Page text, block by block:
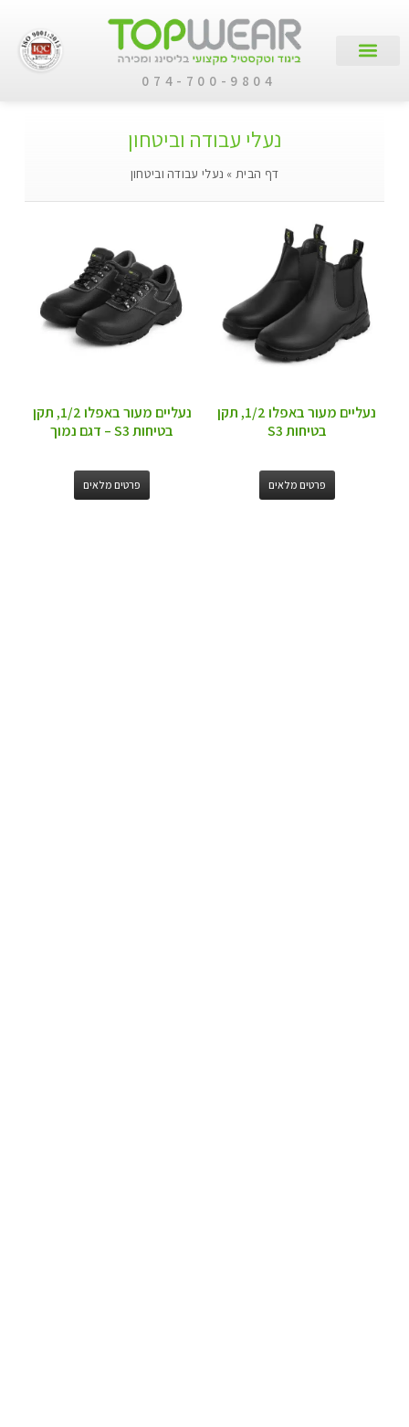
074-700-9804
נעלי עבודה וביטחון
דף הבית » נעלי עבודה וביטחון
נעליים מעור באפלו 1/2, תקן
בטיחות S3
פרטים מלאים
נעליים מעור באפלו 1/2, תקן
בטיחות S3 – דגם נמוך
פרטים מלאים